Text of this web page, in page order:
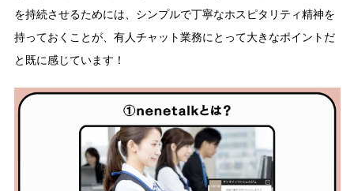
を持続させるためには、シンプルで丁寧なホスピタリティ精神を
持っておくことが、有人チャット業務にとって大きなポイントだ
と既に感じています！